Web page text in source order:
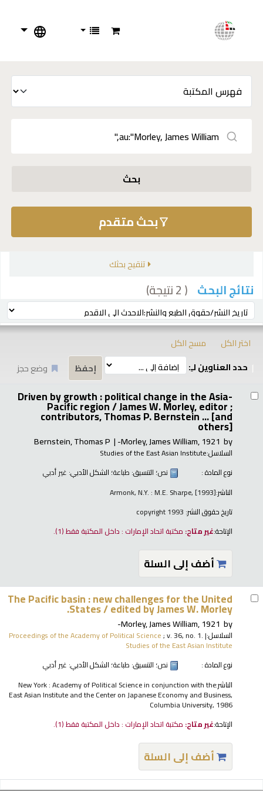
بحث
بحث متقدم
تنقيح بحثك
نتائج البحث ( 2 نتيجة)
ترتيب بواسطة:
اختر الكل
مسح الكل
حدد العناوين لـِ:
وضع حجز
Driven by growth : political change in the Asia-
Pacific region /James W. Morley, editor ;
contributors, Thomas P. Bernstein ... [and
others]
by
Morley, James William, 1921-
Bernstein, Thomas P
السلاسل:Studies of the East Asian Institute
نوع المادة :
نص؛ التنسيق: طباعة؛ الشكل الأدبي: غير أدبي
الناشر:Armonk, N.Y. : M.E. Sharpe, [1993]
تاريخ حقوق النشر:
الإتاحة:غير متاح: مكتبة اتحاد الإمارات : داخل المكتبة فقط(1).
أضف إلى السلة
The Pacific basin : new challenges for the United
States /edited by James W. Morley.
by
Morley, James William, 1921-
السلاسل: Proceedings of the Academy of Political Science; v. 36, no. 1.|
Studies of the East Asian Institute
نوع المادة :
نص؛ التنسيق: طباعة؛ الشكل الأدبي: غير أدبي
الناشر:New York : Academy of Political Science in conjunction with the
East Asian Institute and the Center on Japanese Economy and Business,
Columbia University, 1986
الإتاحة:غير متاح: مكتبة اتحاد الإمارات : داخل المكتبة فقط(1).
أضف إلى السلة